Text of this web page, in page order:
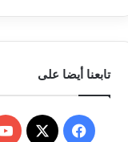
تابعنا أيضا على
فيسبوك
‫X